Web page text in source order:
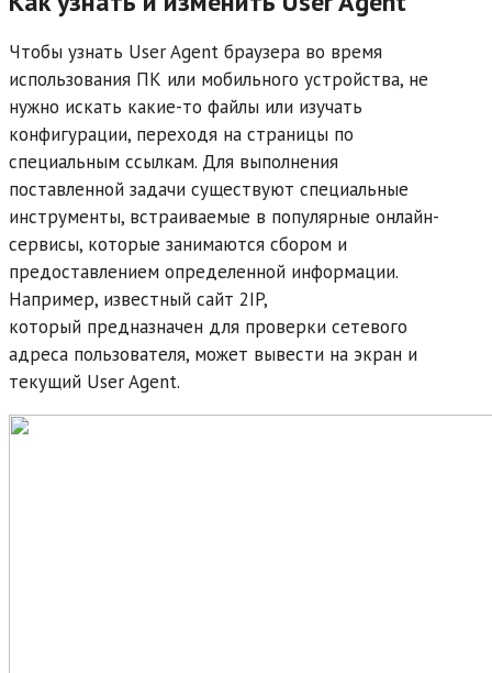
Чтобы узнать User Agent браузера во время
использования ПК или мобильного устройства, не
нужно искать какие-то файлы или изучать
конфигурации, переходя на страницы по
специальным ссылкам. Для выполнения
поставленной задачи существуют специальные
инструменты, встраиваемые в популярные онлайн-
сервисы, которые занимаются сбором и
предоставлением определенной информации.
Например, известный сайт 2IP,
который предназначен для проверки сетевого
адреса пользователя, может вывести на экран и
текущий User Agent.